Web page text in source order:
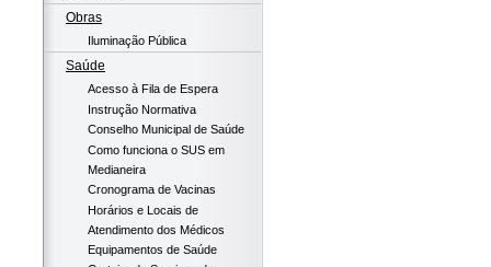
Obras
Iluminação Pública
Saúde
Acesso à Fila de Espera
Instrução Normativa
Conselho Municipal de Saúde
Como funciona o SUS em
Medianeira
Cronograma de Vacinas
Horários e Locais de
Atendimento dos Médicos
Equipamentos de Saúde